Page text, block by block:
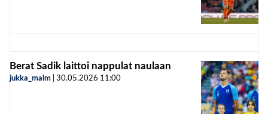
Berat Sadik laittoi nappulat naulaan
jukka_malm 30.05.2026 11:00